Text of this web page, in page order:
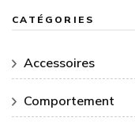
CATÉGORIES
Accessoires
Comportement